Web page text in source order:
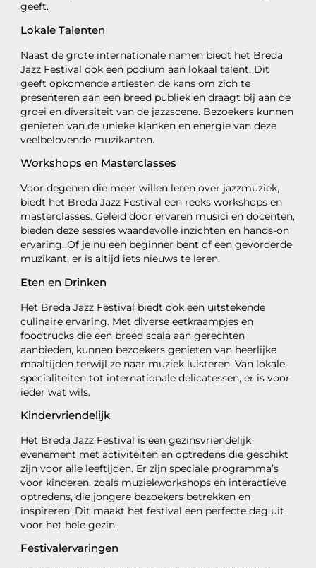
geeft.
Lokale Talenten
Naast de grote internationale namen biedt het Breda
Jazz Festival ook een podium aan lokaal talent. Dit
geeft opkomende artiesten de kans om zich te
presenteren aan een breed publiek en draagt bij aan de
groei en diversiteit van de jazzscene. Bezoekers kunnen
genieten van de unieke klanken en energie van deze
veelbelovende muzikanten.
Workshops en Masterclasses
Voor degenen die meer willen leren over jazzmuziek,
biedt het Breda Jazz Festival een reeks workshops en
masterclasses. Geleid door ervaren musici en docenten,
bieden deze sessies waardevolle inzichten en hands-on
ervaring. Of je nu een beginner bent of een gevorderde
muzikant, er is altijd iets nieuws te leren.
Eten en Drinken
Het Breda Jazz Festival biedt ook een uitstekende
culinaire ervaring. Met diverse eetkraampjes en
foodtrucks die een breed scala aan gerechten
aanbieden, kunnen bezoekers genieten van heerlijke
maaltijden terwijl ze naar muziek luisteren. Van lokale
specialiteiten tot internationale delicatessen, er is voor
ieder wat wils.
Kindervriendelijk
Het Breda Jazz Festival is een gezinsvriendelijk
evenement met activiteiten en optredens die geschikt
zijn voor alle leeftijden. Er zijn speciale programma’s
voor kinderen, zoals muziekworkshops en interactieve
optredens, die jongere bezoekers betrekken en
inspireren. Dit maakt het festival een perfecte dag uit
voor het hele gezin.
Festivalervaringen